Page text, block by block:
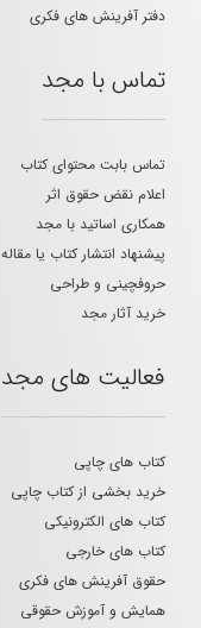
دفتر آفرینش های فکری
تماس با مجد
تماس بابت محتوای کتاب
اعلام نقض حقوق اثر
همکاری اساتید با مجد
پیشنهاد انتشار کتاب یا مقاله
حروفچینی و طراحی
خرید آثار مجد
فعالیت های مجد
کتاب های چاپی
خرید بخشی از کتاب چاپی
کتاب های الکترونیکی
کتاب های خارجی
حقوق آفرینش های فکری
همایش و آموزش حقوقی